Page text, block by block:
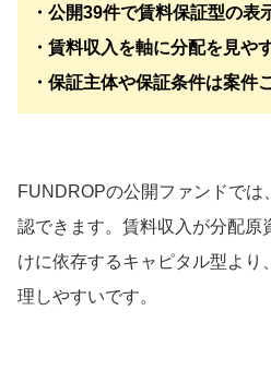
・公開39件で賃料保証型の表
・賃料収入を軸に分配を見や
・保証主体や保証条件は案件
FUNDROPの公開ファンドでは
認できます。賃料収入が分配原
けに依存するキャピタル型より
理しやすいです。